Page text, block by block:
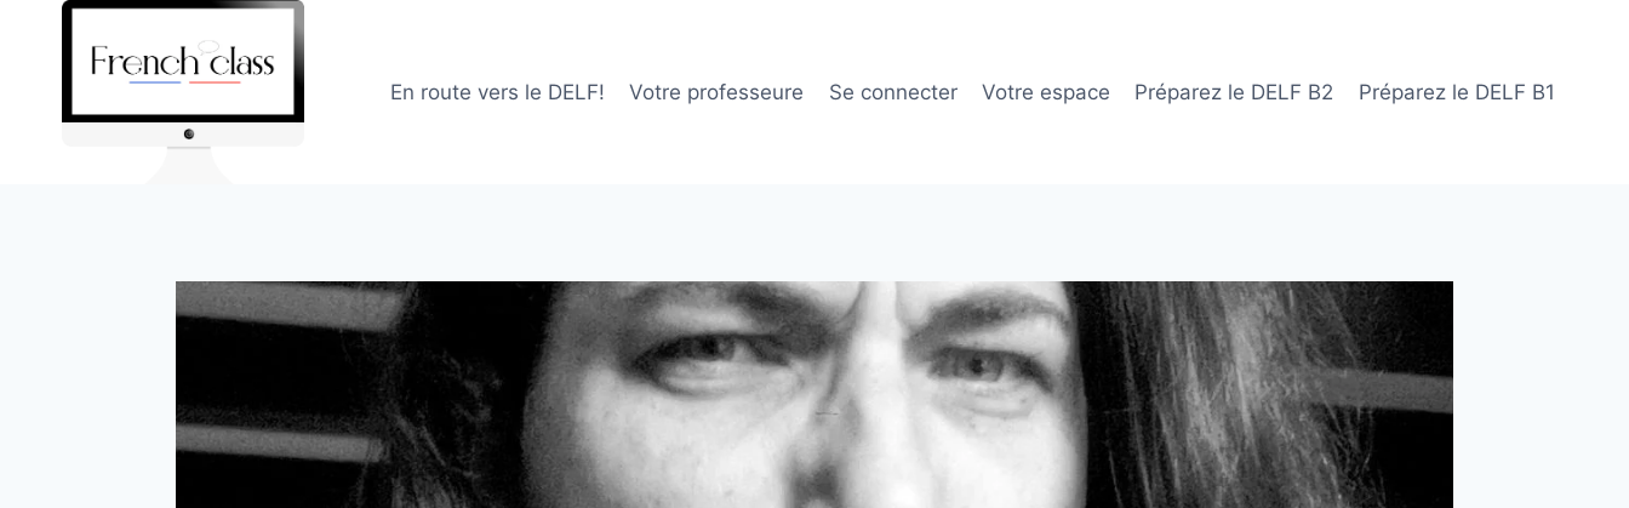
En route vers le DELF! Votre professeure Se connecter Votre espace Préparez le DELF B2 Préparez le DELF B1